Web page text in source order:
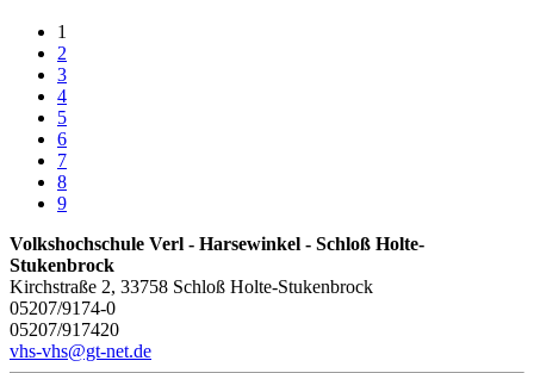
1
2
3
4
5
6
7
8
9
Volkshochschule Verl - Harsewinkel - Schloß Holte-
Stukenbrock
Kirchstraße 2, 33758 Schloß Holte-Stukenbrock
05207/9174-0
05207/917420
vhs-vhs@gt-net.de